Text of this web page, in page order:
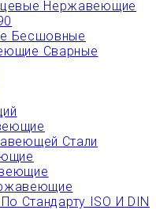
Нержавеющие
Бесшовные
Сварные
Стали
Стандарту ISO И DIN